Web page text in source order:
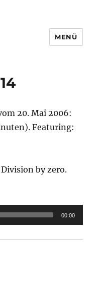
MENÜ
20. Mai 2006:
Featuring:
by zero.
00:00